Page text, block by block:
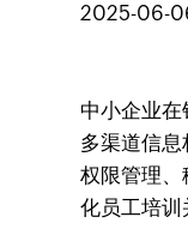
2025-06-
中小企业
多渠道信
权限管理、
化员工培训